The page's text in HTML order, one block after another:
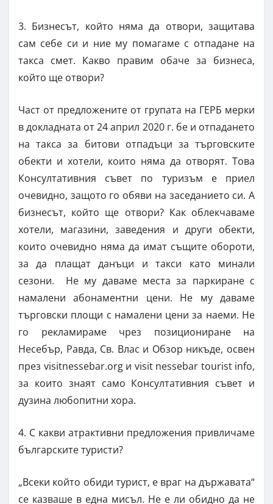
3. Бизнесът, който няма да отвори, защитава
сам себе си и ние му помагаме с отпадане на
такса смет. Какво правим обаче за бизнеса,
който ще отвори?
Част от предложените от групата на ГЕРБ мерки
в докладната от 24 април 2020 г. бе и отпадането
на такса за битови отпадъци за търговските
обекти и хотели, които няма да отворят. Това
Консултативния съвет по туризъм е приел
очевидно, защото го обяви на заседанието си. А
бизнесът, който ще отвори? Как облекчаваме
хотели, магазини, заведения и други обекти,
които очевидно няма да имат същите обороти,
за да плащат данъци и такси като минали
сезони. Не му даваме места за паркиране с
намалени абонаментни цени. Не му даваме
търговски площи с намалени цени за наеми. Не
го рекламираме чрез позициониране на
Несебър, Равда, Св. Влас и Обзор никъде, освен
през visitnessebar.org и visit nessebar tourist info,
за които знаят само Консултативния съвет и
дузина любопитни хора.
4. С какви атрактивни предложения привличаме
българските туристи?
„Всеки който обиди турист, е враг на държавата“
се казваше в една мисъл. Не е ли обидно да не